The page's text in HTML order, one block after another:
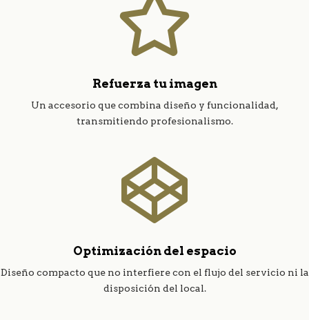

Refuerza tu imagen
Un accesorio que combina diseño y funcionalidad,
transmitiendo profesionalismo.

Optimización del espacio
Diseño compacto que no interfiere con el flujo del servicio ni la
disposición del local.